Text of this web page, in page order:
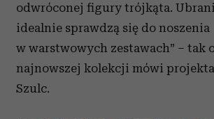
odwróconej figury trójkąta.
idealnie sprawdzą się do noszenia
w warstwowych zestawach” – tak
najnowszej kolekcji mówi
Szulc.